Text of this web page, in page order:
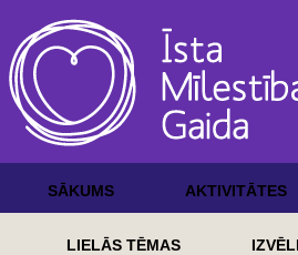
SĀKUMS AKTIVITĀTES
LIELĀS TĒMAS